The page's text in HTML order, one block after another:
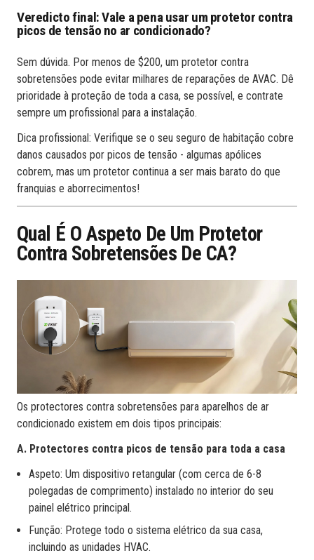
Veredicto final: Vale a pena usar um protetor contra
picos de tensão no ar condicionado?
Sem dúvida. Por menos de $200, um protetor contra
sobretensões pode evitar milhares de reparações de AVAC. Dê
prioridade à proteção de toda a casa, se possível, e contrate
sempre um profissional para a instalação.
Dica profissional: Verifique se o seu seguro de habitação cobre
danos causados por picos de tensão - algumas apólices
cobrem, mas um protetor continua a ser mais barato do que
franquias e aborrecimentos!
Qual É O Aspeto De Um Protetor
Contra Sobretensões De CA?
Os protectores contra sobretensões para aparelhos de ar
condicionado existem em dois tipos principais:
A. Protectores contra picos de tensão para toda a casa
Aspeto: Um dispositivo retangular (com cerca de 6-8
polegadas de comprimento) instalado no interior do seu
painel elétrico principal.
Função: Protege todo o sistema elétrico da sua casa,
incluindo as unidades HVAC.